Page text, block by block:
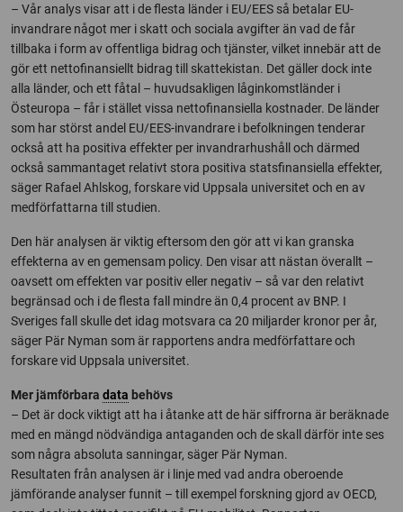
– Vår analys visar att i de flesta länder i EU/EES så betalar EU-
invandrare något mer i skatt och sociala avgifter än vad de får
tillbaka i form av offentliga bidrag och tjänster, vilket innebär att de
gör ett nettofinansiellt bidrag till skattekistan. Det gäller dock inte
alla länder, och ett fåtal – huvudsakligen låginkomstländer i
Östeuropa – får i stället vissa nettofinansiella kostnader. De länder
som har störst andel EU/EES-invandrare i befolkningen tenderar
också att ha positiva effekter per invandrarhushåll och därmed
också sammantaget relativt stora positiva statsfinansiella effekter,
säger Rafael Ahlskog, forskare vid Uppsala universitet och en av
medförfattarna till studien.
Den här analysen är viktig eftersom den gör att vi kan granska
effekterna av en gemensam policy. Den visar att nästan överallt –
oavsett om effekten var positiv eller negativ – så var den relativt
begränsad och i de flesta fall mindre än 0,4 procent av BNP. I
Sveriges fall skulle det idag motsvara ca 20 miljarder kronor per år,
säger Pär Nyman som är rapportens andra medförfattare och
forskare vid Uppsala universitet.
Mer jämförbara data behövs
– Det är dock viktigt att ha i åtanke att de här siffrorna är beräknade
med en mängd nödvändiga antaganden och de skall därför inte ses
som några absoluta sanningar, säger Pär Nyman.
Resultaten från analysen är i linje med vad andra oberoende
jämförande analyser funnit – till exempel forskning gjord av OECD,